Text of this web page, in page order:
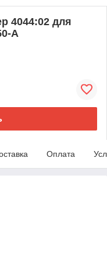
4044:02 для
A
Оплата